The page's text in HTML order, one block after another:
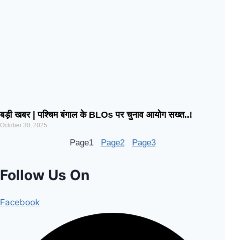
बड़ी खबर | पश्चिम बंगाल के BLOs पर चुनाव आयोग सख्त..!
October 30, 2025
Page1 Page2 Page3
Follow Us On
Facebook